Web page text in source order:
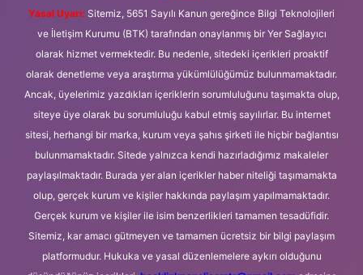
Yasal Uyarı: Sitemiz, 5651 Sayılı Kanun gereğince Bilgi Teknolojileri
ve İletişim Kurumu (BTK) tarafından onaylanmış bir Yer Sağlayıcı
olarak hizmet vermektedir. Bu nedenle, sitedeki içerikleri proaktif
olarak denetleme veya araştırma yükümlülüğümüz bulunmamaktadır.
Ancak, üyelerimiz yazdıkları içeriklerin sorumluluğunu taşımakta olup,
siteye üye olarak bu sorumluluğu kabul etmiş sayılırlar. Bu internet
sitesi, herhangi bir marka, kurum veya şahıs şirketi ile hiçbir bağlantısı
bulunmamaktadır. Sitede yalnızca kendi hazırladığımız makaleler
paylaşılmaktadır. Burada yer alan içerikler haber niteliği taşımamakta
olup, gerçek kurum ve kişiler hakkında paylaşım yapılmamaktadır.
Gerçek kurum ve kişiler ile isim benzerlikleri tamamen tesadüfidir.
Sitemiz, kar amacı gütmeyen ve tamamen ücretsiz bir bilgi paylaşım
platformudur. Hukuka ve yasal düzenlemelere aykırı olduğunu